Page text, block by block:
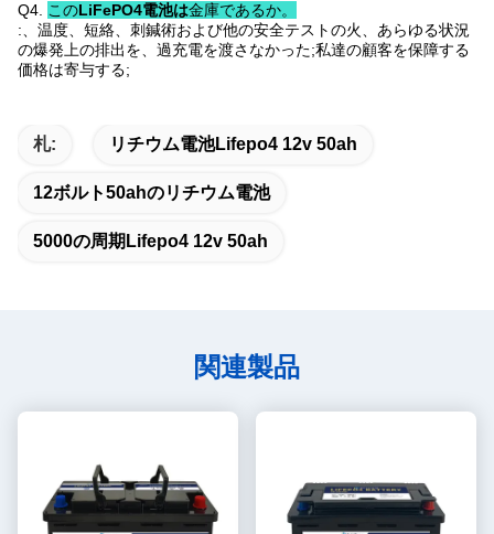
Q4. このLiFePO4電池は金庫であるか。
:、温度、短絡、刺鍼術および他の安全テストの火、あらゆる状況
の爆発上の排出を、過充電を渡さなかった;私達の顧客を保障する
価格は寄与する;
札: リチウム電池lifepo4 12v 50ah
12ボルト50ahのリチウム電池
5000の周期lifepo4 12v 50ah
関連製品